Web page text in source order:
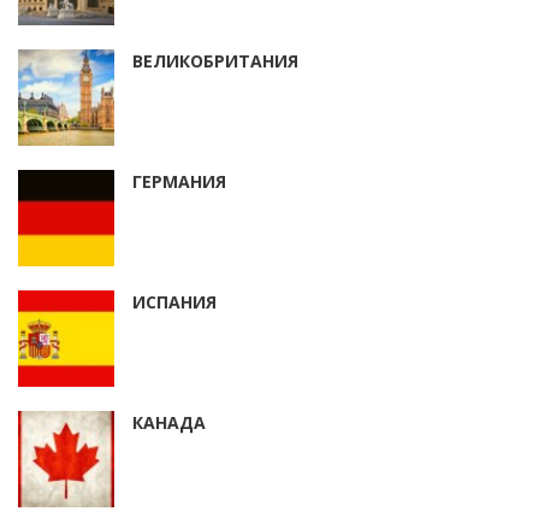
ВЕЛИКОБРИТАНИЯ
ГЕРМАНИЯ
ИСПАНИЯ
КАНАДА